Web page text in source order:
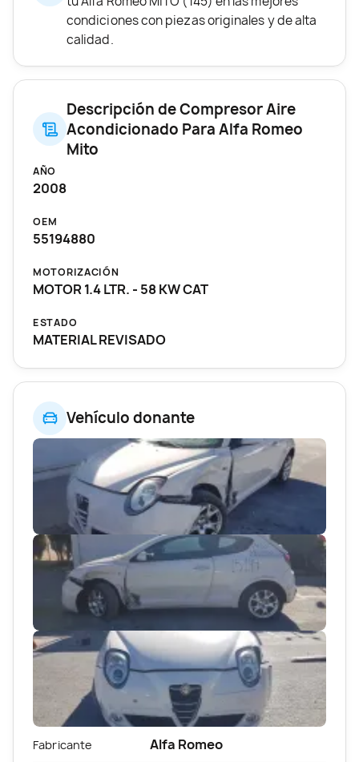
Vehículo donante
Fabricante Alfa Romeo
condiciones con piezas originales y de alta
calidad.
Descripción de Compresor Aire
Acondicionado Para Alfa Romeo
Mito
AÑO
2008
OEM
55194880
MOTORIZACIÓN
MOTOR 1.4 LTR. - 58 KW CAT
ESTADO
MATERIAL REVISADO